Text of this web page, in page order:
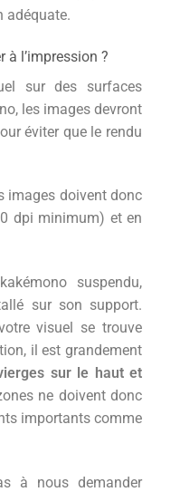
adéquate.
à l’impression ?
sur des surfaces
les images devront
éviter que le rendu
images doivent donc
dpi minimum) et en
suspendu,
sur son support.
visuel se trouve
il est grandement
sur le haut et
ne doivent donc
importants comme
à nous demander